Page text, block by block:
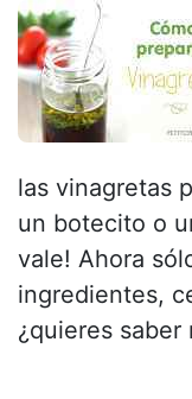
las vinagretas
un botecito o
vale! Ahora
ingredientes,
¿quieres saber